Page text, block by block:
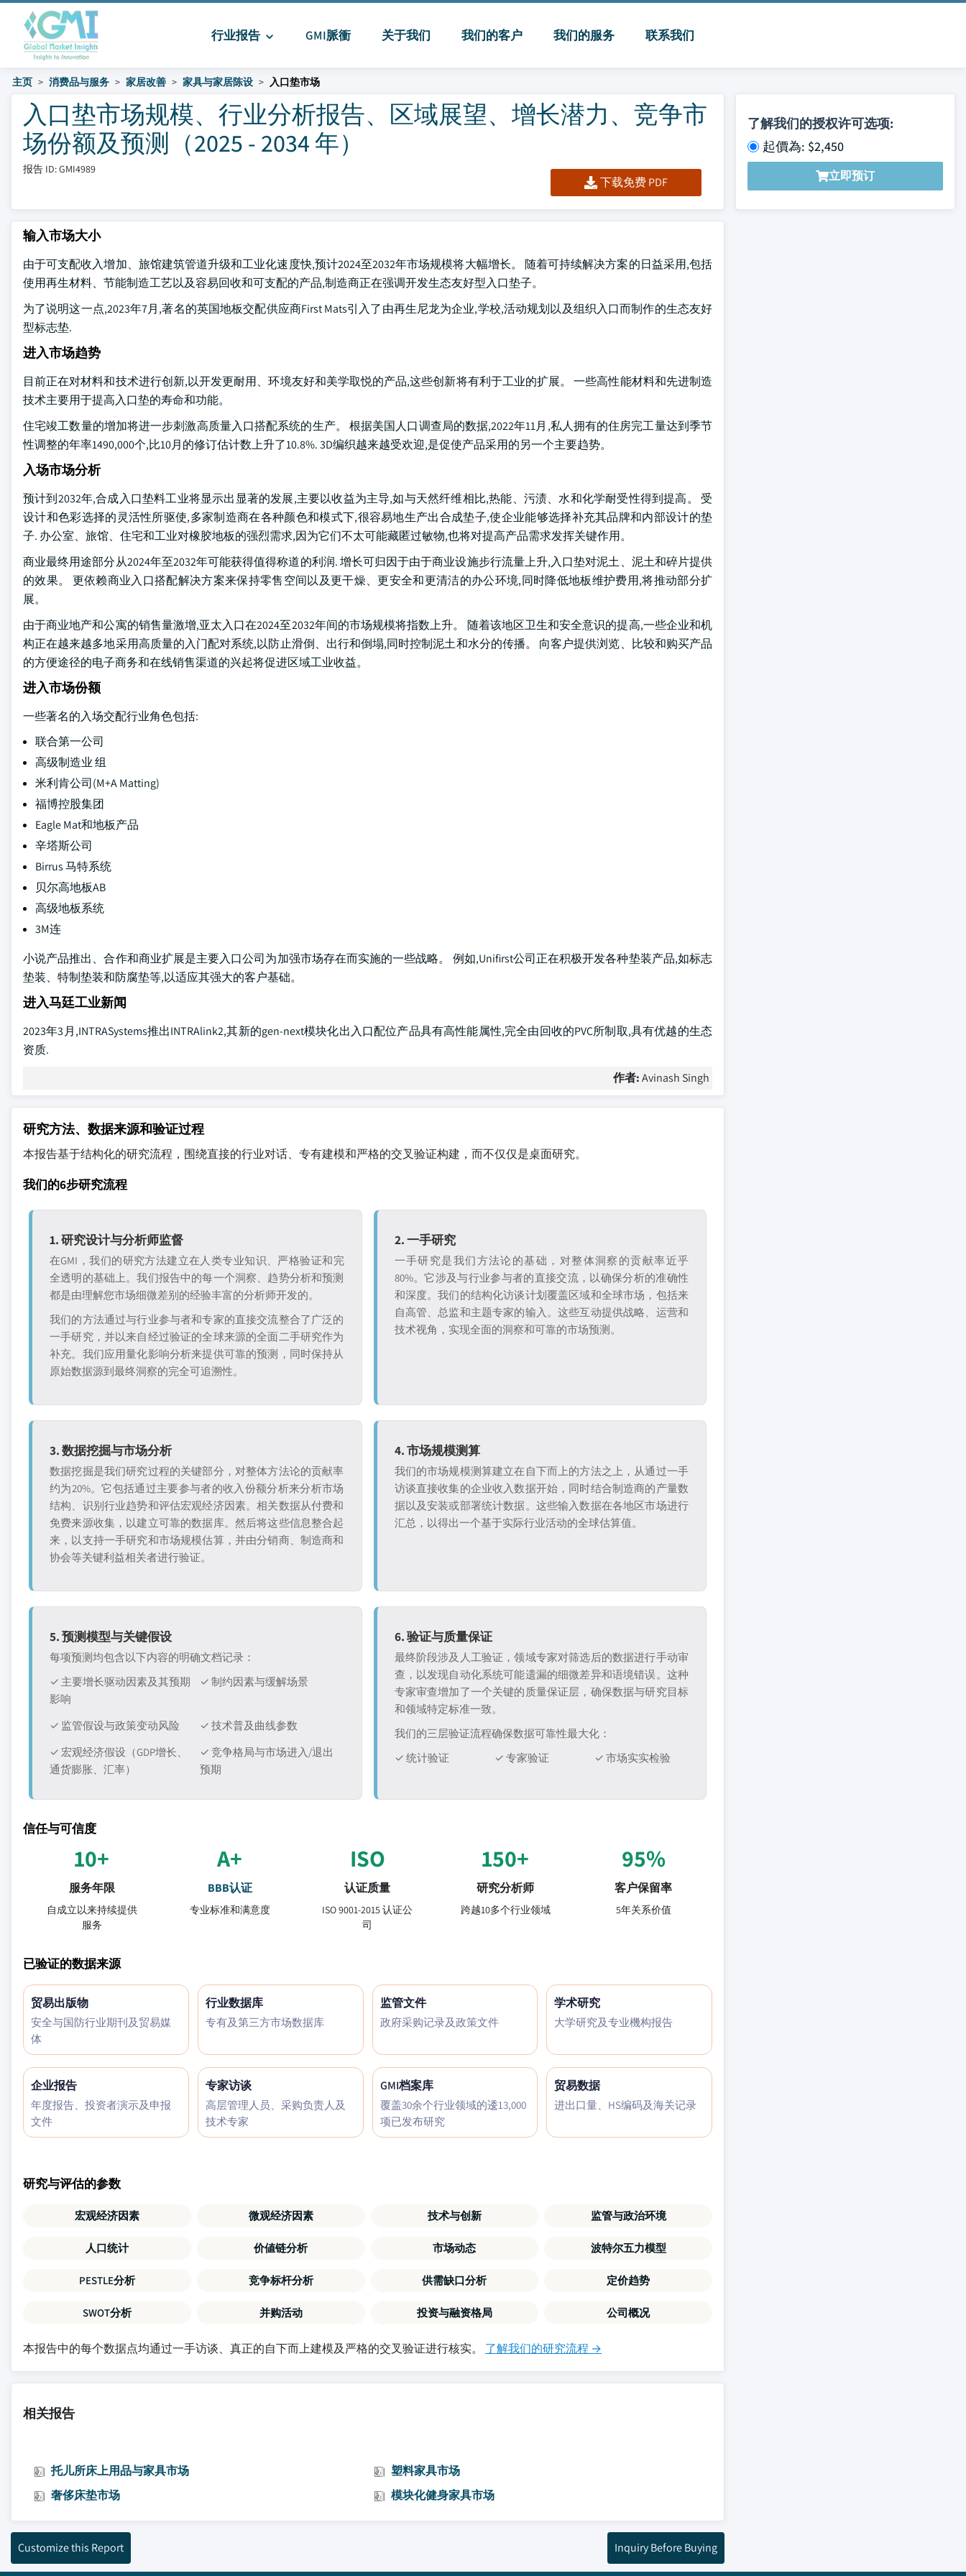
行业报告 GMI脈衝 关于我们 我们的客户 我们的服务 联系我们
主页 消费品与服务 家居改善 家具与家居陈设 入口垫市场
入口垫市场规模、行业分析报告、区域展望、增长潜力、竞争市
场份额及预测（2025 - 2034 年）
报告 ID: GMI4989
下载免费 PDF
了解我们的授权许可选项:
起價為: $2,450
立即预订
输入市场大小
由于可支配收入增加、旅馆建筑管道升级和工业化速度快,预计2024至2032年市场规模将大幅增长。 随着可持续解决方案的日益采用,包括
使用再生材料、节能制造工艺以及容易回收和可支配的产品,制造商正在强调开发生态友好型入口垫子。
为了说明这一点,2023年7月,著名的英国地板交配供应商First Mats引入了由再生尼龙为企业,学校,活动规划以及组织入口而制作的生态友好
型标志垫.
进入市场趋势
目前正在对材料和技术进行创新,以开发更耐用、环境友好和美学取悦的产品,这些创新将有利于工业的扩展。 一些高性能材料和先进制造
技术主要用于提高入口垫的寿命和功能。
住宅竣工数量的增加将进一步刺激高质量入口搭配系统的生产。 根据美国人口调查局的数据,2022年11月,私人拥有的住房完工量达到季节
性调整的年率1490,000个,比10月的修订估计数上升了10.8%. 3D编织越来越受欢迎,是促使产品采用的另一个主要趋势。
入场市场分析
预计到2032年,合成入口垫料工业将显示出显著的发展,主要以收益为主导,如与天然纤维相比,热能、污渍、水和化学耐受性得到提高。 受
设计和色彩选择的灵活性所驱使,多家制造商在各种颜色和模式下,很容易地生产出合成垫子,使企业能够选择补充其品牌和内部设计的垫
子. 办公室、旅馆、住宅和工业对橡胶地板的强烈需求,因为它们不太可能藏匿过敏物,也将对提高产品需求发挥关键作用。
商业最终用途部分从2024年至2032年可能获得值得称道的利润. 增长可归因于由于商业设施步行流量上升,入口垫对泥土、泥土和碎片提供
的效果。 更依赖商业入口搭配解决方案来保持零售空间以及更干燥、更安全和更清洁的办公环境,同时降低地板维护费用,将推动部分扩
展。
由于商业地产和公寓的销售量激增,亚太入口在2024至2032年间的市场规模将指数上升。 随着该地区卫生和安全意识的提高,一些企业和机
构正在越来越多地采用高质量的入门配对系统,以防止滑倒、出行和倒塌,同时控制泥土和水分的传播。 向客户提供浏览、比较和购买产品
的方便途径的电子商务和在线销售渠道的兴起将促进区域工业收益。
进入市场份额
一些著名的入场交配行业角色包括:
联合第一公司
高级制造业 组
米利肯公司(M+A Matting)
福博控股集团
Eagle Mat和地板产品
辛塔斯公司
Birrus 马特系统
贝尔高地板AB
高级地板系统
3M连
小说产品推出、合作和商业扩展是主要入口公司为加强市场存在而实施的一些战略。 例如,Unifirst公司正在积极开发各种垫装产品,如标志
垫装、特制垫装和防腐垫等,以适应其强大的客户基础。
进入马廷工业新闻
2023年3月,INTRASystems推出INTRAlink2,其新的gen-next模块化出入口配位产品具有高性能属性,完全由回收的PVC所制取,具有优越的生态
资质.
作者:Avinash Singh
研究方法、数据来源和验证过程
本报告基于结构化的研究流程，围绕直接的行业对话、专有建模和严格的交叉验证构建，而不仅仅是桌面研究。
我们的6步研究流程
1. 研究设计与分析师监督
在GMI，我们的研究方法建立在人类专业知识、严格验证和完
全透明的基础上。我们报告中的每一个洞察、趋势分析和预测
都是由理解您市场细微差别的经验丰富的分析师开发的。
我们的方法通过与行业参与者和专家的直接交流整合了广泛的
一手研究，并以来自经过验证的全球来源的全面二手研究作为
补充。我们应用量化影响分析来提供可靠的预测，同时保持从
原始数据源到最终洞察的完全可追溯性。
2. 一手研究
一手研究是我们方法论的基础，对整体洞察的贡献率近乎
80%。它涉及与行业参与者的直接交流，以确保分析的准确性
和深度。我们的结构化访谈计划覆盖区域和全球市场，包括来
自高管、总监和主题专家的输入。这些互动提供战略、运营和
技术视角，实现全面的洞察和可靠的市场预测。
3. 数据挖掘与市场分析
数据挖掘是我们研究过程的关键部分，对整体方法论的贡献率
约为20%。它包括通过主要参与者的收入份额分析来分析市场
结构、识别行业趋势和评估宏观经济因素。相关数据从付费和
免费来源收集，以建立可靠的数据库。然后将这些信息整合起
来，以支持一手研究和市场规模估算，并由分销商、制造商和
协会等关键利益相关者进行验证。
4. 市场规模测算
我们的市场规模测算建立在自下而上的方法之上，从通过一手
访谈直接收集的企业收入数据开始，同时结合制造商的产量数
据以及安装或部署统计数据。这些输入数据在各地区市场进行
汇总，以得出一个基于实际行业活动的全球估算值。
5. 预测模型与关键假设
每项预测均包含以下内容的明确文档记录：
✓ 主要增长驱动因素及其预期
影响
✓ 制约因素与缓解场景
✓ 监管假设与政策变动风险
✓ 技术普及曲线参数
✓ 宏观经济假设（GDP增长、
通货膨胀、汇率）
✓ 竞争格局与市场进入/退出
预期
6. 验证与质量保证
最终阶段涉及人工验证，领域专家对筛选后的数据进行手动审
查，以发现自动化系统可能遗漏的细微差异和语境错误。这种
专家审查增加了一个关键的质量保证层，确保数据与研究目标
和领域特定标准一致。
我们的三层验证流程确保数据可靠性最大化：
✓ 统计验证
✓ 专家验证 ✓ 市场实实检验
信任与可信度
10+
服务年限
自成立以来持续提供
服务
A+
BBB认证
专业标准和满意度
ISO
认证质量
ISO 9001-2015 认证公
司
150+
研究分析师
跨越10多个行业领域
95%
客户保留率
5年关系价值
已验证的数据来源
贸易出版物
安全与国防行业期刊及贸易媒
体
行业数据库
专有及第三方市场数据库
监管文件
政府采购记录及政策文件
学术研究
大学研究及专业機构报告
企业报告
年度报告、投资者演示及申报
文件
专家访谈
高层管理人员、采购负责人及
技术专家
GMI档案库
覆盖30余个行业领域的逶13,000
项已发布研究
贸易数据
进出口量、HS编码及海关记录
研究与评估的参数
宏观经济因素 微观经济因素 技术与创新 监管与政治环境
人口统计 价値链分析 市场动态 波特尔五力模型
PESTLE分析 竞争标杆分析 供需缺口分析 定价趋势
SWOT分析 并购活动 投资与融资格局 公司概况
本报告中的每个数据点均通过一手访谈、真正的自下而上建模及严格的交叉验证进行核实。 了解我们的研究流程 →
相关报告
托儿所床上用品与家具市场
塑料家具市场
奢侈床垫市场
模块化健身家具市场
Customize this Report Inquiry Before Buying